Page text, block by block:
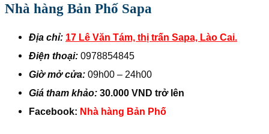
Nhà hàng Bản Phố Sapa
Địa chỉ: 17 Lê Văn Tám, thị trấn Sapa, Lào Cai.
Điện thoại: 0978854845
Giờ mở cửa: 09h00 – 24h00
Giá tham khảo: 30.000 VND trở lên
Facebook: Nhà hàng Bản Phố